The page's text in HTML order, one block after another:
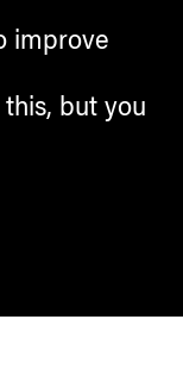
improve
but you